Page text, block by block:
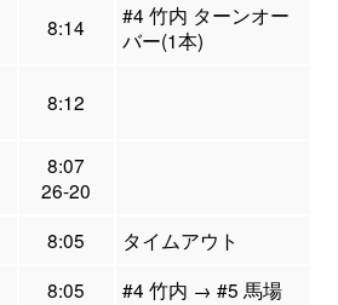
8:14
#4 竹内 ターンオー
バー(1本)
8:12
8:07
26-20
8:05
タイムアウト
8:05
#4 竹内 → #5 馬場